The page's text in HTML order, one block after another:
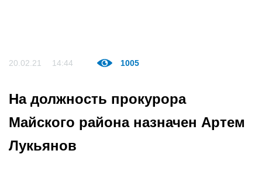
20.02.21 14:44 1005
На должность прокурора
Майского района назначен Артем
Лукьянов